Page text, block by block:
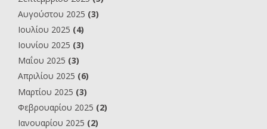
Αυγούστου 2025 (3)
Ιουλίου 2025 (4)
Ιουνίου 2025 (3)
Μαΐου 2025 (3)
Απριλίου 2025 (6)
Μαρτίου 2025 (3)
Φεβρουαρίου 2025 (2)
Ιανουαρίου 2025 (2)